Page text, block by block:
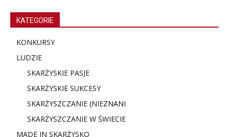
KATEGORIE
KONKURSY
LUDZIE
SKARŻYSKIE PASJE
SKARŻYSKIE SUKCESY
SKARŻYSZCZANIE (NIEZNANI
SKARŻYSZCZANIE W ŚWIECIE
MADE IN SKARŻYSKO